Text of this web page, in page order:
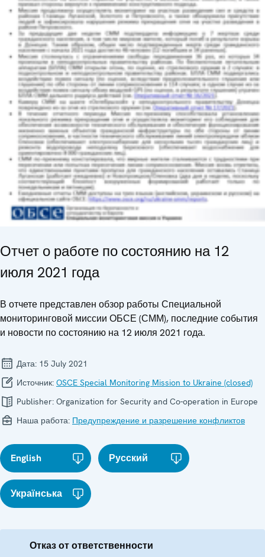
Отчет о работе по состоянию на 12
июля 2021 года
В отчете представлен обзор работы Специальной
мониторинговой миссии ОБСЕ (СММ), последние события
и новости по состоянию на 12 июля 2021 года.
Дата: 15 July 2021
Источник: OSCE Special Monitoring Mission to Ukraine (closed)
Publisher: Organization for Security and Co-operation in Europe
Наша работа: Предупреждение и разрешение конфликтов
English Русский
Українська
Отказ от ответственности